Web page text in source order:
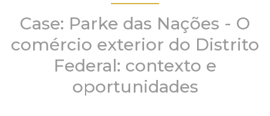
Case: Parke das Nações - O
comércio exterior do Distrito
Federal: contexto e
oportunidades